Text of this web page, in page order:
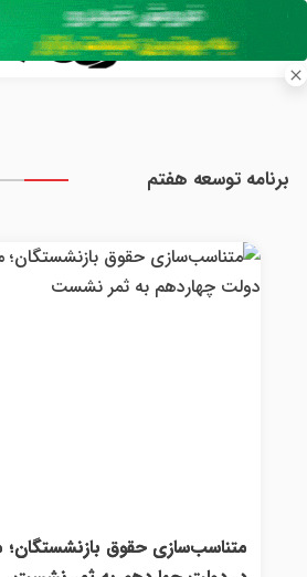
برنامه توسعه هفتم
متناسب‌سازی حقوق بازنشستگان؛